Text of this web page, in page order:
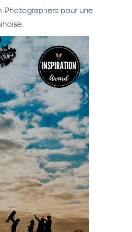
Photographers pour une